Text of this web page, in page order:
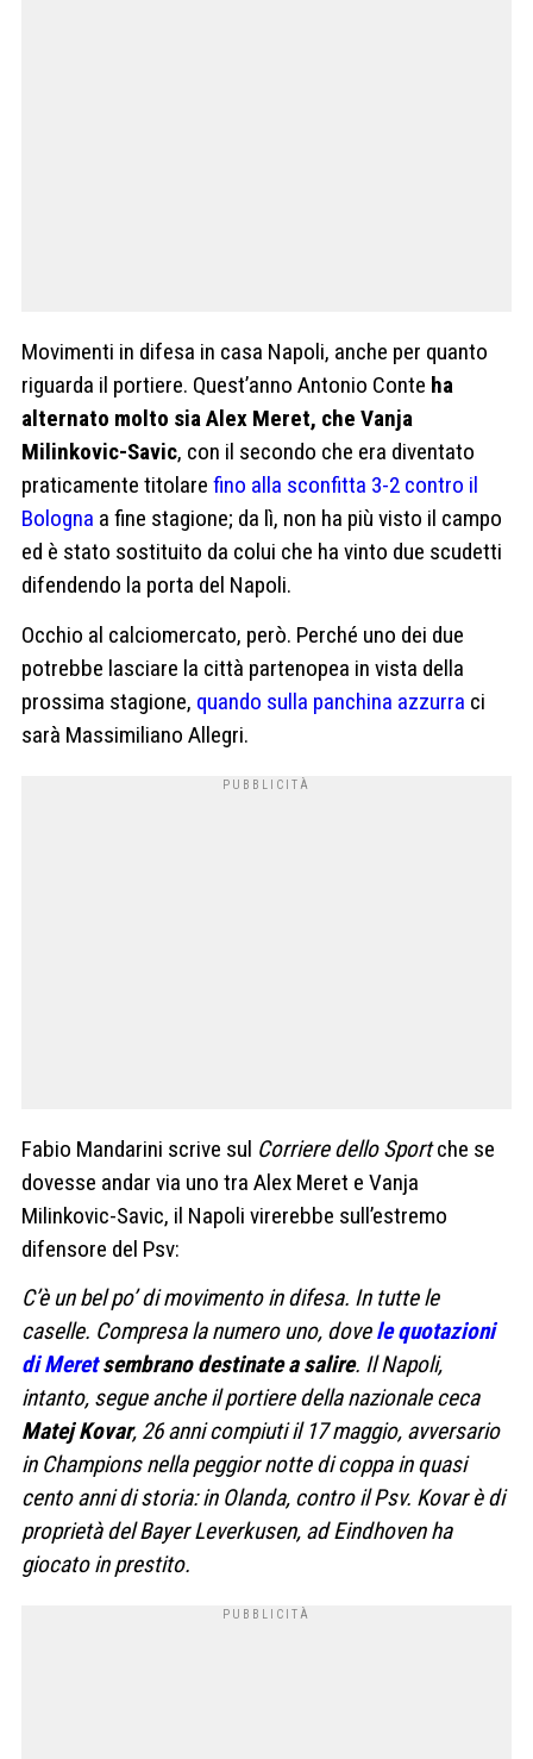
Movimenti in difesa in casa Napoli, anche per quanto
riguarda il portiere. Quest’anno Antonio Conte ha
alternato molto sia Alex Meret, che Vanja
Milinkovic-Savic, con il secondo che era diventato
praticamente titolare fino alla sconfitta 3-2 contro il
Bologna a fine stagione; da lì, non ha più visto il campo
ed è stato sostituito da colui che ha vinto due scudetti
difendendo la porta del Napoli.
Occhio al calciomercato, però. Perché uno dei due
potrebbe lasciare la città partenopea in vista della
prossima stagione, quando sulla panchina azzurra ci
sarà Massimiliano Allegri.
Fabio Mandarini scrive sul Corriere dello Sportche se
dovesse andar via uno tra Alex Meret e Vanja
Milinkovic-Savic, il Napoli virerebbe sull’estremo
difensore del Psv:
C’è un bel po’ di movimento in difesa. In tutte le
caselle. Compresa la numero uno, dovele quotazioni
di Meretsembrano destinate a salire. Il Napoli,
intanto, segue anche il portiere della nazionale ceca
Matej Kovar, 26 anni compiuti il 17 maggio, avversario
in Champions nella peggior notte di coppa in quasi
cento anni di storia: in Olanda, contro il Psv. Kovar è di
proprietà del Bayer Leverkusen, ad Eindhoven ha
giocato in prestito.